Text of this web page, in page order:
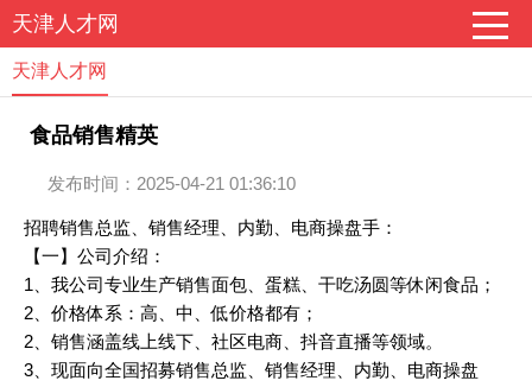
天津人才网
天津人才网
食品销售精英
发布时间：2025-04-21 01:36:10
招聘销售总监、销售经理、内勤、电商操盘手：
【一】公司介绍：
1、我公司专业生产销售面包、蛋糕、干吃汤圆等休闲食品；
2、价格体系：高、中、低价格都有；
2、销售涵盖线上线下、社区电商、抖音直播等领域。
3、现面向全国招募销售总监、销售经理、内勤、电商操盘